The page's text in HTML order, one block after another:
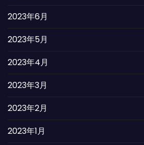
2023年6月
2023年5月
2023年4月
2023年3月
2023年2月
2023年1月